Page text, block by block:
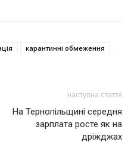
карантинні обмеження
наступна стаття
На Тернопільщині середня
зарплата росте як на
дріжджах